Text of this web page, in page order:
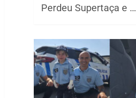
Perdeu Supertaça e …